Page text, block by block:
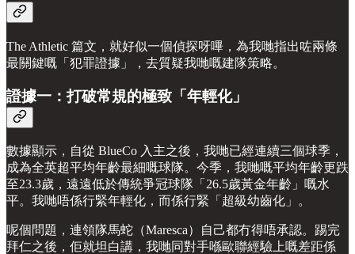
The Athletic 篇文，就好似一個偵探呀嗶，為我哋指出咗兩條
最關鍵嘅「犯罪證據」，去質疑我哋嘅建隊策略。
證據一：打破常規的極致「年輕化」
數據顯示，自從 BlueCo 入主之後，我哋已經連續三個球季，
成為全英超平均年齡最細嘅球隊。今季，我哋嘅平均年齡更跌
至23.3歲，遠遠低於傳統爭冠球隊「26.5歲黃金年齡」嘅水
平。我哋唔係行緊年輕化，而係行緊「超級幼齒化」。
呢個問題，連領隊馬蛇（Maresca）自己都冇得唔承認。踢完
拜仁之後，佢就坦白講，我哋同對手喺歐聯經驗上嘅差距係